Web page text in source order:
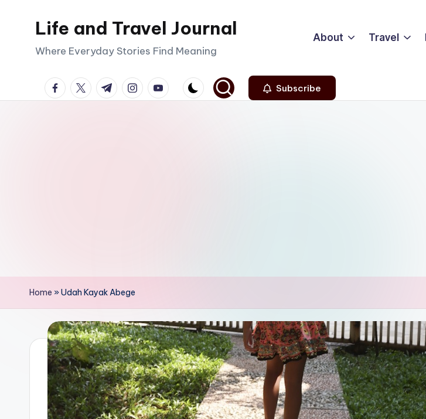
Life and Travel Journal
Where Everyday Stories Find Meaning
About Travel
facebook.com
twitter.com
t.me instagram.com
youtube.com Subscribe
Home »Udah Kayak Abege